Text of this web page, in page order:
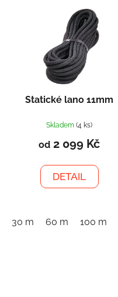
Statické lano 11mm
Skladem(4 ks)
od 2 099 Kč
DETAIL
30 m 60 m 100 m